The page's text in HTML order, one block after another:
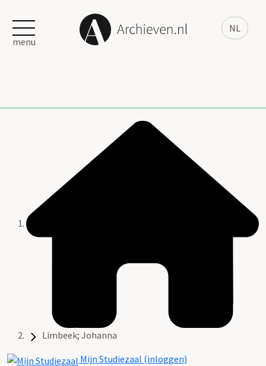
NL
menu
Limbeek; Johanna
Mijn Studiezaal (inloggen)